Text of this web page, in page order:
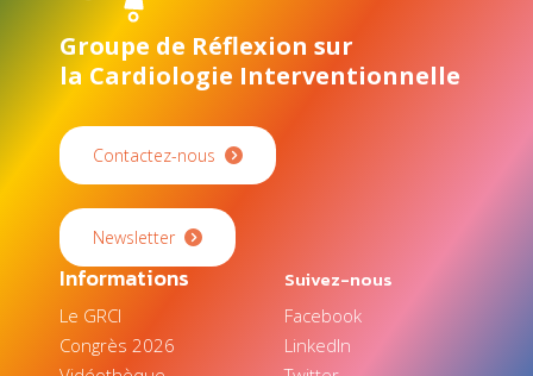
Groupe de Réflexion sur
la Cardiologie Interventionnelle
Contactez-nous
Newsletter
Informations
Le GRCI
Congrès 2026
Suivez-nous
Facebook
LinkedIn